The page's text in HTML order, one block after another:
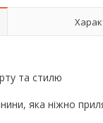
та стилю
яка ніжно